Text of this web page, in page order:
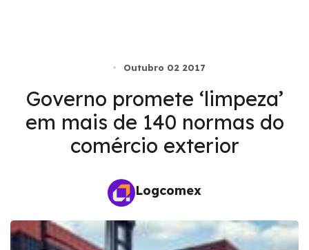
Outubro 02 2017
Governo promete ‘limpeza’
em mais de 140 normas do
comércio exterior
Logcomex